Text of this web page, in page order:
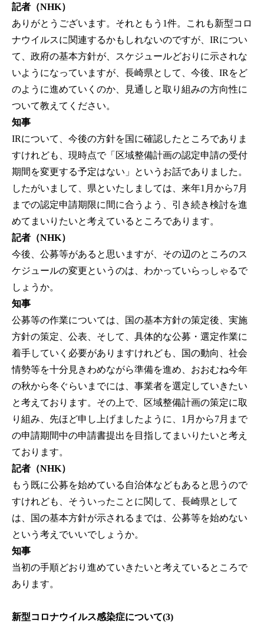
記者（NHK）
ありがとうございます。それともう1件。これも新型コロ
ナウイルスに関連するかもしれないのですが、IRについ
て、政府の基本方針が、スケジュールどおりに示されな
いようになっていますが、長崎県として、今後、IRをど
のように進めていくのか、見通しと取り組みの方向性に
ついて教えてください。
知事
IRについて、今後の方針を国に確認したところでありま
すけれども、現時点で「区域整備計画の認定申請の受付
期間を変更する予定はない」というお話でありました。
したがいまして、県といたしましては、来年1月から7月
までの認定申請期限に間に合うよう、引き続き検討を進
めてまいりたいと考えているところであります。
記者（NHK）
今後、公募等があると思いますが、その辺のところのス
ケジュールの変更というのは、わかっていらっしゃるで
しょうか。
知事
公募等の作業については、国の基本方針の策定後、実施
方針の策定、公表、そして、具体的な公募・選定作業に
着手していく必要がありますけれども、国の動向、社会
情勢等を十分見きわめながら準備を進め、おおむね今年
の秋から冬ぐらいまでには、事業者を選定していきたい
と考えております。その上で、区域整備計画の策定に取
り組み、先ほど申し上げましたように、1月から7月まで
の申請期間中の申請書提出を目指してまいりたいと考え
ております。
記者（NHK）
もう既に公募を始めている自治体などもあると思うので
すけれども、そういったことに関して、長崎県として
は、国の基本方針が示されるまでは、公募等を始めない
という考えでいいでしょうか。
知事
当初の手順どおり進めていきたいと考えているところで
あります。
新型コロナウイルス感染症について(3)